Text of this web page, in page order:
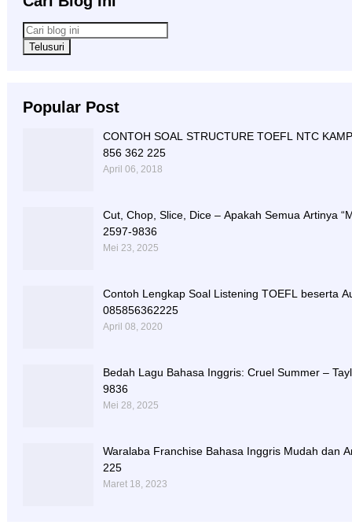
Popular Post
CONTOH SOAL STRUCTURE TOEFL NTC
856 362 225
April 06, 2018
Cut, Chop, Slice, Dice – Apakah Semua Artinya
2597-9836
Mei 23, 2025
Contoh Lengkap Soal Listening TOEFL beserta
085856362225
April 08, 2020
Bedah Lagu Bahasa Inggris: Cruel Summer –
9836
Mei 28, 2025
Waralaba Franchise Bahasa Inggris Mudah dan
225
Maret 18, 2023